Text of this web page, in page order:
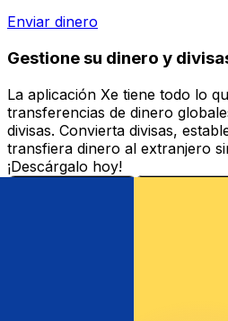
Enviar dinero
Gestione su dinero y
La aplicación Xe tiene todo lo
transferencias de dinero
divisas. Convierta divisas,
transfiera dinero al extranjero
¡Descárgalo hoy!